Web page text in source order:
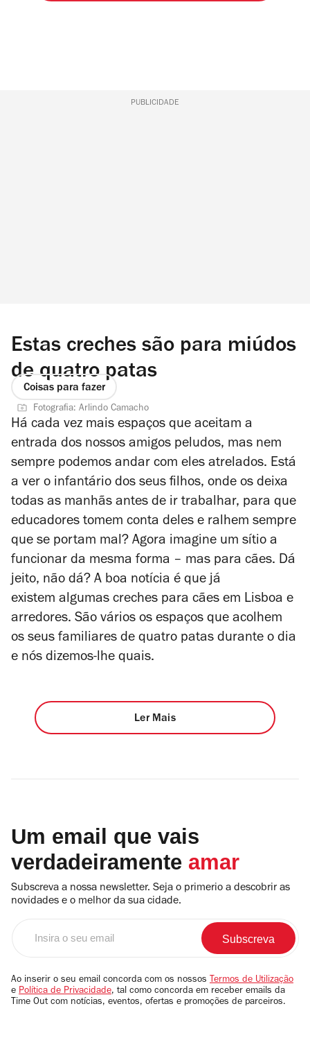
PUBLICIDADE
Estas creches são para miúdos
de quatro patas
Coisas para fazer
Fotografia: Arlindo Camacho
Há cada vez mais espaços que aceitam a
entrada dos nossos amigos peludos, mas nem
sempre podemos andar com eles atrelados. Está
a ver o infantário dos seus filhos, onde os deixa
todas as manhãs antes de ir trabalhar, para que
educadores tomem conta deles e ralhem sempre
que se portam mal? Agora imagine um sítio a
funcionar da mesma forma – mas para cães. Dá
jeito, não dá? A boa notícia é que já
existem algumas creches para cães em Lisboa e
arredores. São vários os espaços que acolhem
os seus familiares de quatro patas durante o dia
e nós dizemos-lhe quais.
Ler Mais
Um email que vais
verdadeiramente amar
Subscreva a nossa newsletter. Seja o primerio a descobrir as
novidades e o melhor da sua cidade.
email
Ao inserir o seu email concorda com os nossos Termos de Utilização
e Política de Privacidade, tal como concorda em receber emails da
Time Out com notícias, eventos, ofertas e promoções de parceiros.